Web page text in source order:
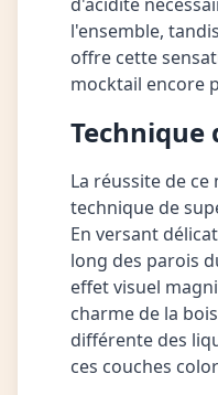
l'ensemble,
offre cette
mocktail encore
Technique
La réussite de
technique de
En versant
long des parois
effet visuel
charme de la
différente des
ces couches